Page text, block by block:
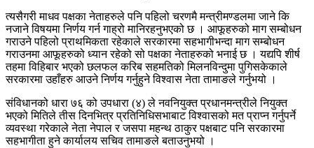
त्यसैगरी माधव पक्षका नेताहरुले पनि पहिलो चरणमै मन्त्रीमण्डलमा जाने कि
नजाने विषयमा निर्णय गर्न गाह्रो मानिरहनुभएको छ । आफूहरुको माग सम्बोधन
गराउने पहिलो प्राथमिकता रहेकाले सरकारमा सहभागीभन्दा माग सम्बोधन
गराउनमा आफूहरुको ध्यान रहेको सो पक्षका नेताहरुको भनाई छ । यद्यपि शीर्ष
तहमा विहिबार भएको छलफल करिब सहमतिको मिलनविन्दुमा पुगिसकेकाले
सरकारमा उहाँहरु आउने निर्णय गर्नुहुने विश्वास नेता तामाङले गर्नुभयो ।
संविधानको धारा ७६ को उपधारा (४) ले नवनियुक्त प्रधानमन्त्रीले नियुक्त
भएको मितिले तीस दिनभित्र प्रतिनिधिसभाबाट विश्वासको मत प्राप्न गर्नुपर्ने
व्यवस्था गरेकाले नेता नेपाल र जसपा महन्थ ठाकुर पक्षबाट पनि सरकारमा
सहभागीता हुने कार्यालय सचिव तामाङले बताउनुभयो ।